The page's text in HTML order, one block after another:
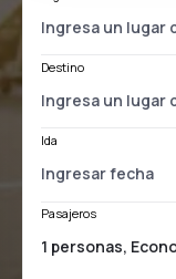
Destino
Ida
Pasajeros